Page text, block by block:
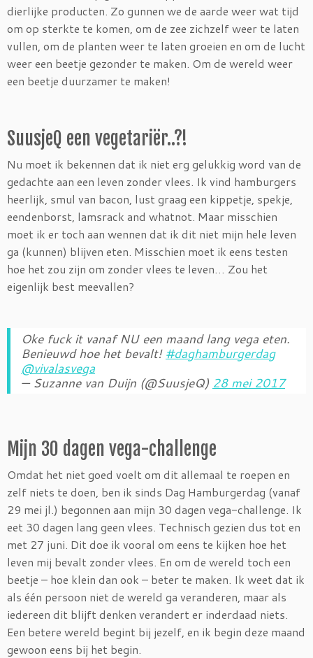
dierlijke producten. Zo gunnen we de aarde weer wat tijd
om op sterkte te komen, om de zee zichzelf weer te laten
vullen, om de planten weer te laten groeien en om de lucht
weer een beetje gezonder te maken. Om de wereld weer
een beetje duurzamer te maken!
SuusjeQ een vegetariër..?!
Nu moet ik bekennen dat ik niet erg gelukkig word van de
gedachte aan een leven zonder vlees. Ik vind hamburgers
heerlijk, smul van bacon, lust graag een kippetje, spekje,
eendenborst, lamsrack and whatnot. Maar misschien
moet ik er toch aan wennen dat ik dit niet mijn hele leven
ga (kunnen) blijven eten. Misschien moet ik eens testen
hoe het zou zijn om zonder vlees te leven… Zou het
eigenlijk best meevallen?
Oke fuck it vanaf NU een maand lang vega eten.
Benieuwd hoe het bevalt! #daghamburgerdag
@vivalasvega
— Suzanne van Duijn (@SuusjeQ) 28 mei 2017
Mijn 30 dagen vega-challenge
Omdat het niet goed voelt om dit allemaal te roepen en
zelf niets te doen, ben ik sinds Dag Hamburgerdag (vanaf
29 mei jl.) begonnen aan mijn 30 dagen vega-challenge. Ik
eet 30 dagen lang geen vlees. Technisch gezien dus tot en
met 27 juni. Dit doe ik vooral om eens te kijken hoe het
leven mij bevalt zonder vlees. En om de wereld toch een
beetje – hoe klein dan ook – beter te maken. Ik weet dat ik
als één persoon niet de wereld ga veranderen, maar als
iedereen dit blijft denken verandert er inderdaad niets.
Een betere wereld begint bij jezelf, en ik begin deze maand
gewoon eens bij het begin.